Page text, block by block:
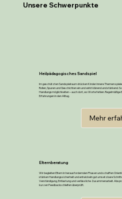
Unsere Schwerpunkte
Heilpädagogisches Sandspiel
Im geschützten Sandspielraum drücken Kinder innere Themen
Rollen, Spuren und Geschichten ein und wirkt klärend und stärkend.
Handlungsmöglichkeiten – auch dort, wo Worte fehlen.
Erfahrungen in den Alltag.
Mehr
Elternberatung
Wir begleiten Eltern in herausfordernden Phasen und schaffen
stärken Handlungssicherheit und entwickeln gut umsetzbare
Verständigung, Entlastung und verlässliche Zusammenarbeit.
kurzen Feedbackschleifen überprüft.